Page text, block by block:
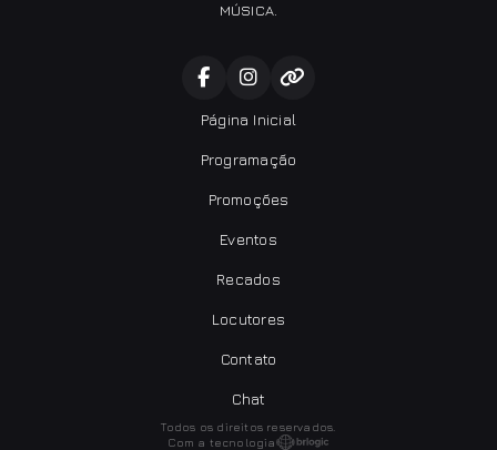
MÚSICA.
Página Inicial
Programação
Promoções
Eventos
Recados
Locutores
Contato
Chat
Todos os direitos reservados.
Com a tecnologia